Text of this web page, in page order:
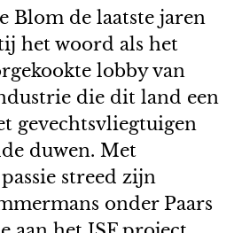
Blom de laatste jaren
het woord als het
lobby van
die dit land een
gevechtsvliegtuigen
duwen. Met
streed zijn
onder Paars